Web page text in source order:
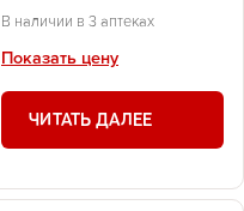
В наличии в 3 аптеках
Показать цену
ЧИТАТЬ ДАЛЕЕ